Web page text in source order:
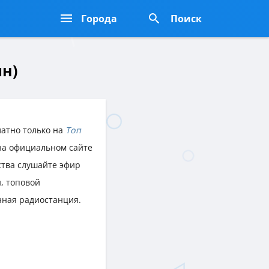
Города Поиск
только на Топ
официальном сайте
слушайте эфир
топовой
радиостанция.